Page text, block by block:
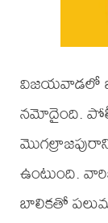
విజయవాడలో
నమోదైంది.
ఉంటుంది.
బాలికతో